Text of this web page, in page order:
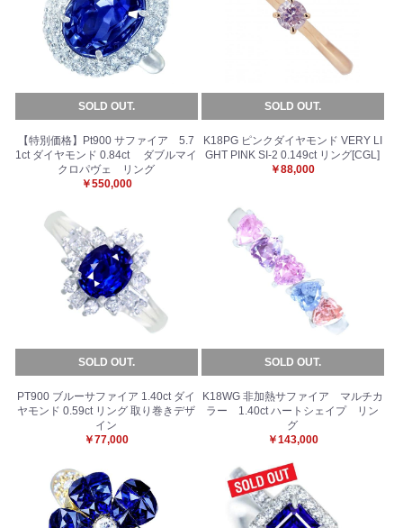
SOLD OUT.
【特別価格】Pt900 サファイア 5.7
1ct ダイヤモンド 0.84ct ダブルマイ
クロパヴェ リング
￥550,000
SOLD OUT.
K18PG ピンクダイヤモンド VERY LI
GHT PINK SI-2 0.149ct リング[CGL]
￥88,000
SOLD OUT.
PT900 ブルーサファイア 1.40ct ダイ
ヤモンド 0.59ct リング 取り巻きデザ
イン
￥77,000
SOLD OUT.
K18WG 非加熱サファイア マルチカ
ラー 1.40ct ハートシェイプ リン
グ
￥143,000